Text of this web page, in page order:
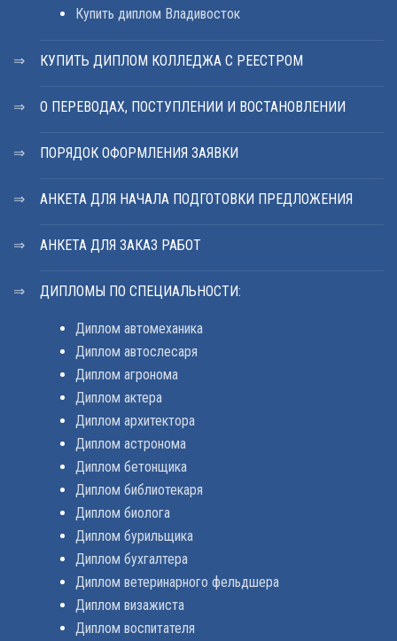
Купить диплом Владивосток
КУПИТЬ ДИПЛОМ КОЛЛЕДЖА С РЕЕСТРОМ
О ПЕРЕВОДАХ, ПОСТУПЛЕНИИ И ВОСТАНОВЛЕНИИ
ПОРЯДОК ОФОРМЛЕНИЯ ЗАЯВКИ
АНКЕТА ДЛЯ НАЧАЛА ПОДГОТОВКИ ПРЕДЛОЖЕНИЯ
АНКЕТА ДЛЯ ЗАКАЗ РАБОТ
ДИПЛОМЫ ПО СПЕЦИАЛЬНОСТИ:
Диплом автомеханика
Диплом автослесаря
Диплом агронома
Диплом актера
Диплом архитектора
Диплом астронома
Диплом бетонщика
Диплом библиотекаря
Диплом биолога
Диплом бурильщика
Диплом бухгалтера
Диплом ветеринарного фельдшера
Диплом визажиста
Диплом воспитателя